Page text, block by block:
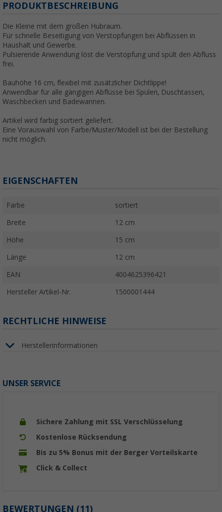
PRODUKTBESCHREIBUNG
Die Kleine mit dem großen Hubraum.
Für schnelle Beseitigung von Verstopfungen bei Abflüssen in
Haushalt und Gewerbe.
Pulsierende Anwendung löst die Verstopfung und spült den Abfluss
frei.
Bauhöhe 16 cm, flexibel mit zusätzlicher Dichtlippe!
Anwendbar für alle gängigen Abflüsse bei Spülen, Duschtassen,
Waschbecken und Badewannen.
Artikel wird farbig sortiert geliefert.
Eine Vorauswahl von Farbe/Muster/Modell ist bei der Bestellung
nicht möglich.
EIGENSCHAFTEN
Farbe sortiert
Breite 12 cm
Höhe 15 cm
Länge 12 cm
EAN 4004625396421
Hersteller Artikel-Nr. 1500001444
RECHTLICHE HINWEISE
Herstellerinformationen
UNSER SERVICE
Sichere Zahlung mit SSL Verschlüsselung
Kostenlose Rücksendung
Bis zu 5% Bonus mit der Berger Vorteilskarte
Click & Collect
BEWERTUNGEN (11)